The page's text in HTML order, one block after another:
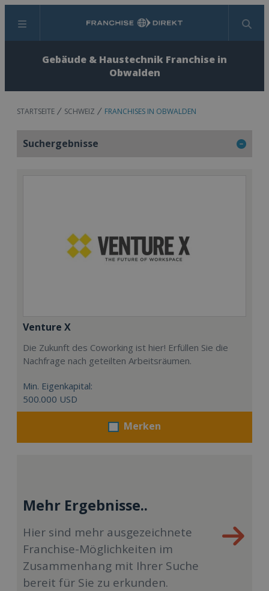
Menü Suchen
Gebäude & Haustechnik Franchise in
Obwalden
STARTSEITE SCHWEIZ FRANCHISES IN OBWALDEN
Suchergebnisse
Venture X
Die Zukunft des Coworking ist hier! Erfüllen Sie die
Nachfrage nach geteilten Arbeitsräumen.
Min. Eigenkapital:
500.000 USD
Merken
Mehr Ergebnisse..
Hier sind mehr ausgezeichnete
Franchise-Möglichkeiten im
Zusammenhang mit Ihrer Suche
bereit für Sie zu erkunden.